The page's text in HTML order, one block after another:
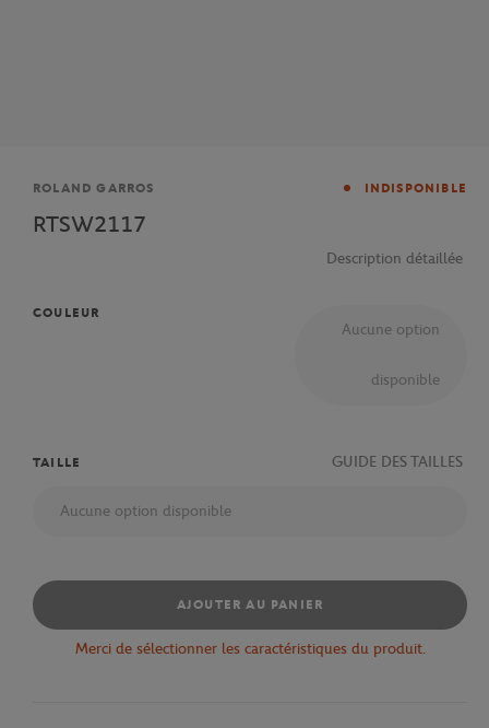
Marque
ROLAND GARROS INDISPONIBLE
RTSW2117
Description détaillée
COULEUR
Aucune option
disponible
TAILLE GUIDE DES TAILLES
Aucune option disponible
AJOUTER AU PANIER
Merci de sélectionner les caractéristiques du produit.